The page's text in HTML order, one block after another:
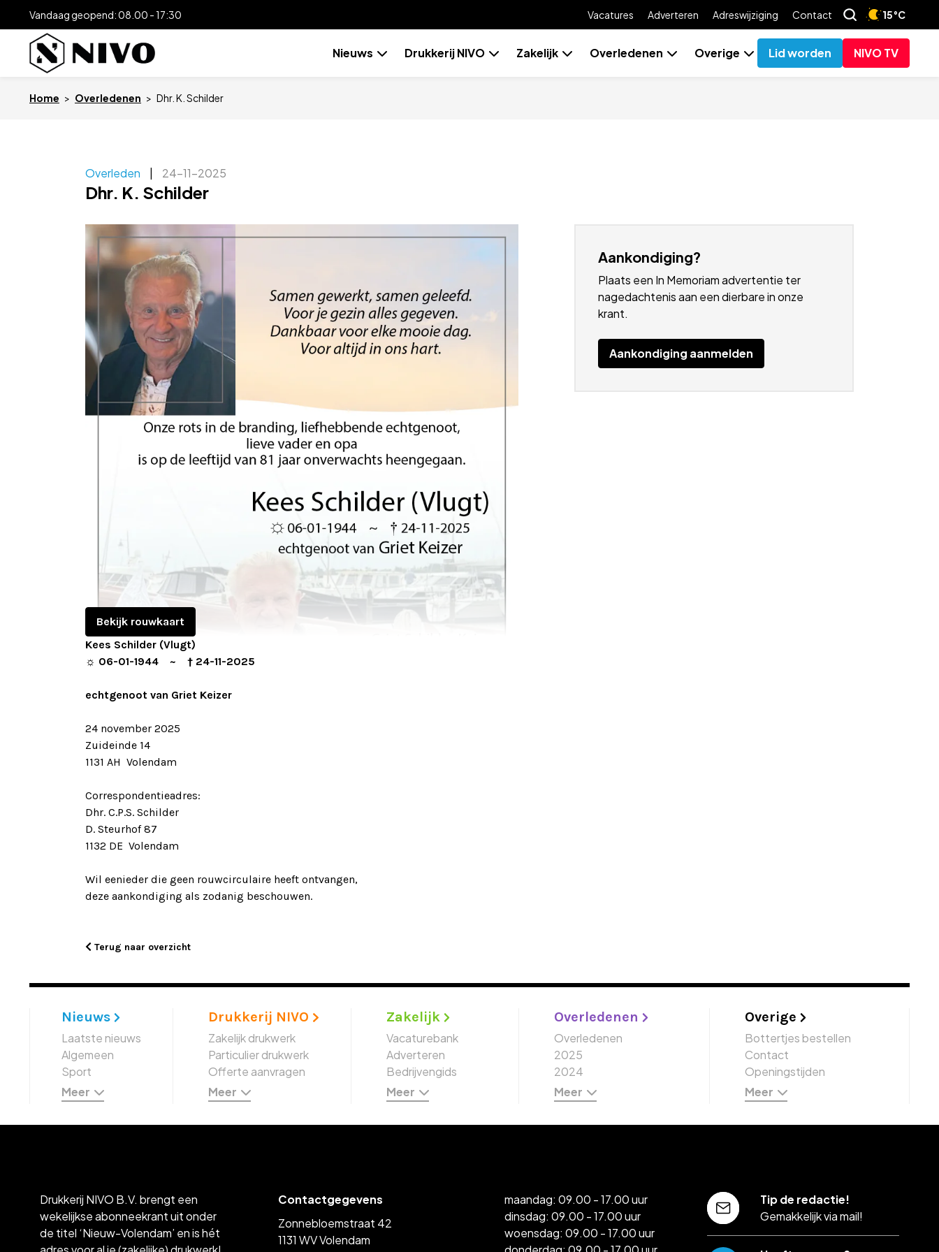
Vandaag geopend: 08.00 - 17:30 Vacatures Adverteren Adreswijziging Contact 15°C
Skip
Nieuws Drukkerij NIVO Zakelijk Overledenen Overige Lid worden NIVO TV
Home > Overledenen > Dhr. K. Schilder
Overleden 24-11-2025
Dhr. K. Schilder
Bekijk rouwkaart
Kees Schilder (Vlugt)
☼ 06-01-1944 ~ † 24-11-2025
echtgenoot van Griet Keizer
24 november 2025
Zuideinde 14
1131 AH Volendam
Correspondentieadres:
Dhr. C.P.S. Schilder
D. Steurhof 87
1132 DE Volendam
Wil eenieder die geen rouwcirculaire heeft ontvangen,
deze aankondiging als zodanig beschouwen.
Terug naar overzicht
Aankondiging?
Plaats een In Memoriam advertentie ter
nagedachtenis aan een dierbare in onze
krant.
Aankondiging aanmelden
Nieuws
Laatste nieuws
Algemeen
Sport
Meer
Drukkerij NIVO
Zakelijk drukwerk
Particulier drukwerk
Offerte aanvragen
Meer
Zakelijk
Vacaturebank
Adverteren
Bedrijvengids
Meer
Overledenen
Overledenen
2025
2024
Meer
Overige
Bottertjes bestellen
Contact
Openingstijden
Meer
Drukkerij NIVO B.V. brengt een
wekelijkse abonneekrant uit onder
de titel ‘Nieuw-Volendam’ en is hét
Contactgegevens
Zonnebloemstraat 42
1131 WV Volendam
maandag: 09.00 - 17.00 uur
dinsdag: 09.00 - 17.00 uur
woensdag: 09.00 - 17.00 uur
Tip de redactie!
Gemakkelijk via mail!